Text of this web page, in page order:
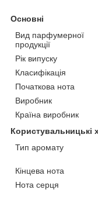
Основні
Вид парфумерної
продукції
Рік випуску
Класифікація
Початкова нота
Виробник
Країна виробник
Користувальницькі
Тип аромату
Кінцева нота
Нота серця